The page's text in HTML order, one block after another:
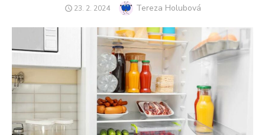
POSTED
23. 2. 2024 Author
Tereza Holubová